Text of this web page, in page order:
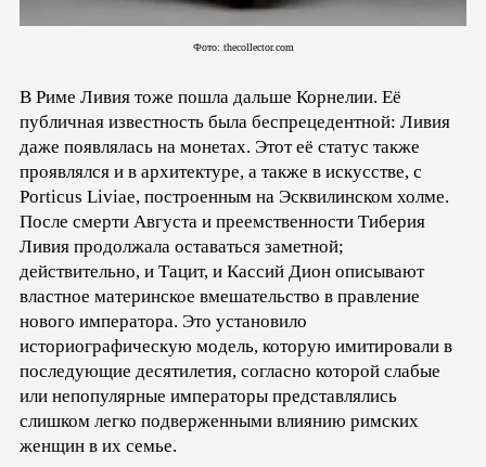
Фото: thecollector.com
В Риме Ливия тоже пошла дальше Корнелии. Её
публичная известность была беспрецедентной: Ливия
даже появлялась на монетах. Этот её статус также
проявлялся и в архитектуре, а также в искусстве, с
Porticus Liviae, построенным на Эсквилинском холме.
После смерти Августа и преемственности Тиберия
Ливия продолжала оставаться заметной;
действительно, и Тацит, и Кассий Дион описывают
властное материнское вмешательство в правление
нового императора. Это установило
историографическую модель, которую имитировали в
последующие десятилетия, согласно которой слабые
или непопулярные императоры представлялись
слишком легко подверженными влиянию римских
женщин в их семье.